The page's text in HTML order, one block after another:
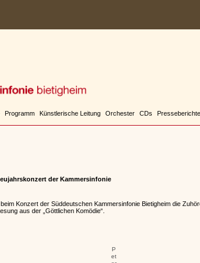
Programm Künstlerische Leitung Orchester CDs Presseberichte
der Kammersinfonie
Konzert der Süddeutschen Kammersinfonie Bietigheim die
aus der „Göttlichen Komödie“.
P
et